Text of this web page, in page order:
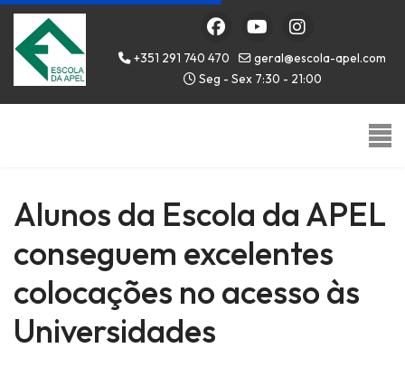
+351 291 740 470
geral@escola-apel.com
Seg - Sex 7:30 - 21:00
Alunos da Escola da APEL
conseguem excelentes
colocações no acesso às
Universidades